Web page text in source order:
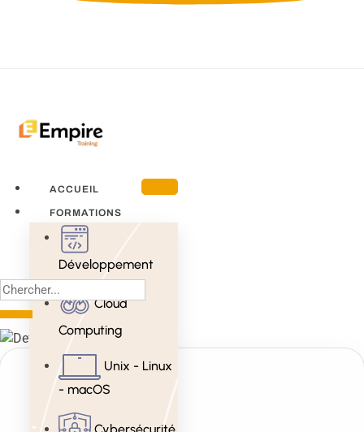
ACCUEIL
FORMATIONS
Développement
Cloud
Computing
Unix - Linux
- macOS